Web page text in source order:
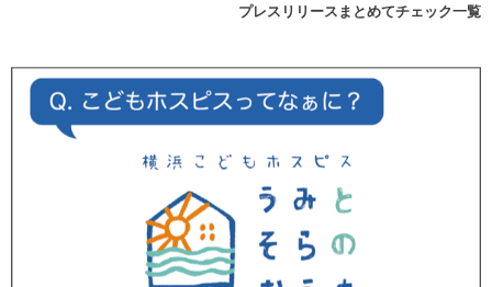
プレスリリースまとめてチェック一覧